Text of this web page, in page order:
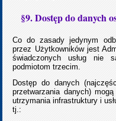
§9. Dostęp do danych
Co do zasady jedynym
przez Użytkowników jest
świadczonych usług nie
podmiotom trzecim.
Dostęp do danych
przetwarzania danych)
utrzymania infrastruktury i
tj.: